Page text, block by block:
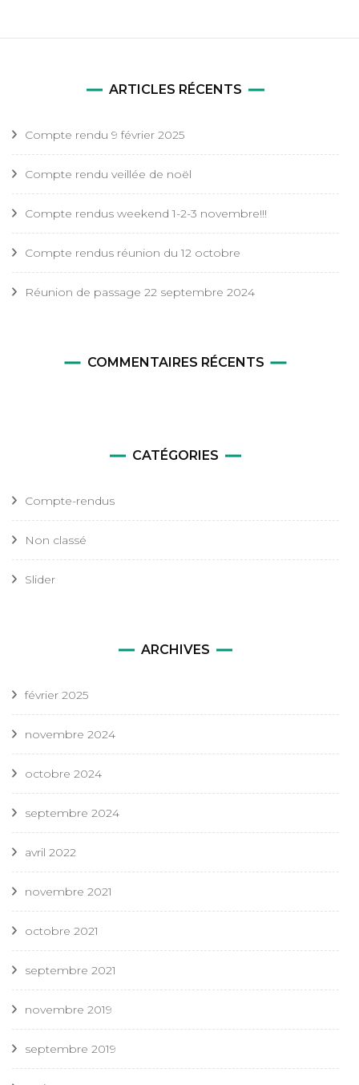
ARTICLES RÉCENTS
Compte rendu 9 février 2025
Compte rendu veillée de noël
Compte rendus weekend 1-2-3 novembre!!!
Compte rendus réunion du 12 octobre
Réunion de passage 22 septembre 2024
COMMENTAIRES RÉCENTS
CATÉGORIES
Compte-rendus
Non classé
Slider
ARCHIVES
février 2025
novembre 2024
octobre 2024
septembre 2024
avril 2022
novembre 2021
octobre 2021
septembre 2021
novembre 2019
septembre 2019